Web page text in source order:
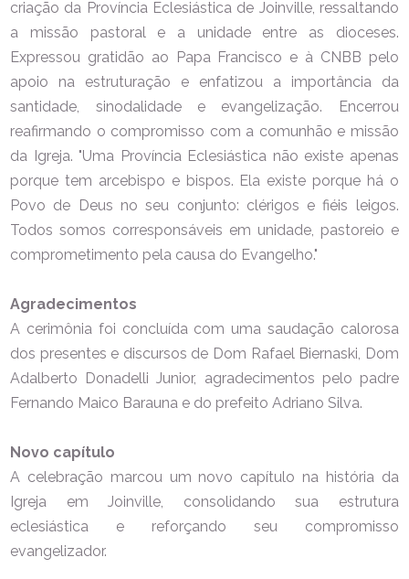
criação da Província Eclesiástica de Joinville, ressaltando
a missão pastoral e a unidade entre as dioceses.
Expressou gratidão ao Papa Francisco e à CNBB pelo
apoio na estruturação e enfatizou a importância da
santidade, sinodalidade e evangelização. Encerrou
reafirmando o compromisso com a comunhão e missão
da Igreja. "Uma Província Eclesiástica não existe apenas
porque tem arcebispo e bispos. Ela existe porque há o
Povo de Deus no seu conjunto: clérigos e fiéis leigos.
Todos somos corresponsáveis em unidade, pastoreio e
comprometimento pela causa do Evangelho."
Agradecimentos
A cerimônia foi concluída com uma saudação calorosa
dos presentes e discursos de Dom Rafael Biernaski, Dom
Adalberto Donadelli Junior, agradecimentos pelo padre
Fernando Maico Barauna e do prefeito Adriano Silva.
Novo capítulo
A celebração marcou um novo capítulo na história da
Igreja em Joinville, consolidando sua estrutura
eclesiástica e reforçando seu compromisso
evangelizador.